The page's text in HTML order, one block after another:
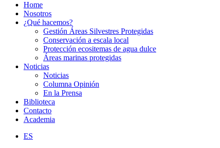
Home
Nosotros
¿Qué hacemos?
Gestión Áreas Silvestres Protegidas
Conservación a escala local
Protección ecositemas de agua dulce
Áreas marinas protegidas
Noticias
Noticias
Columna Opinión
En la Prensa
Biblioteca
Contacto
Academia
ES